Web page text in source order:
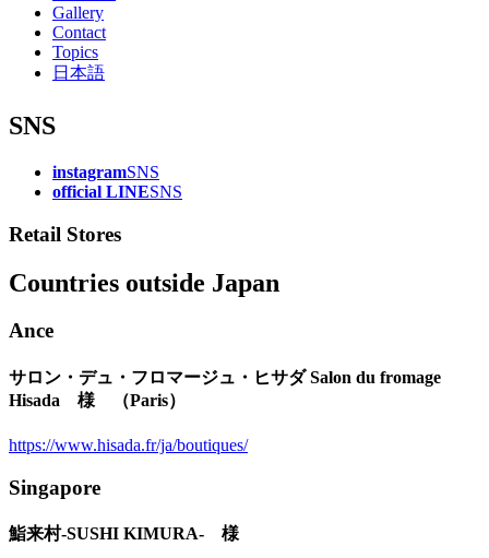
Gallery
Contact
Topics
日本語
SNS
instagramSNS
official LINESNS
Retail Stores
Countries outside Japan
Ance
サロン・デュ・フロマージュ・ヒサダ Salon du fromage
Hisada 様 （Paris）
https://www.hisada.fr/ja/boutiques/
Singapore
鮨来村-SUSHI KIMURA- 様